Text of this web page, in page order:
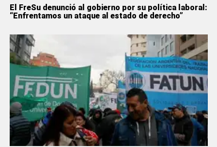
El FreSu denunció al gobierno por su política laboral:
“Enfrentamos un ataque al estado de derecho”